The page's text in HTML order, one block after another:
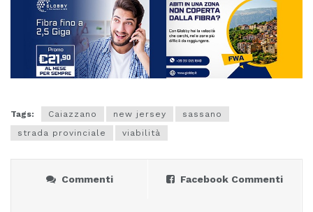
Tags: Caiazzano new jersey
sassano
strada provinciale
viabilità
Commenti Facebook Commenti